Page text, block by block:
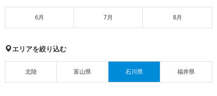
6月 7月 8月
エリアを絞り込む
北陸 富山県 石川県 福井県